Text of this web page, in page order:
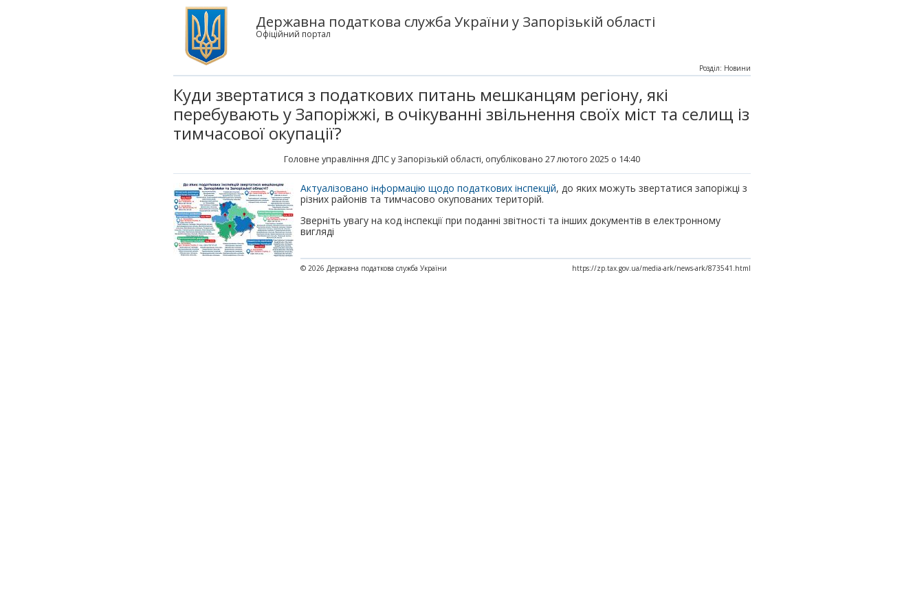
Державна податкова служба України у Запорізькій області
Офіційний портал
Куди звертатися з податкових питань мешканцям регіону, які
перебувають у Запоріжжі, в очікуванні звільнення своїх міст та селищ із
тимчасової окупації?
Головне управління ДПС у Запорізькій області, опубліковано 27 лютого 2025 о 14:40
Розділ: Новини
Актуалізовано інформацію щодо податкових інспекцій, до яких можуть звертатися запоріжці з
різних районів та тимчасово окупованих територій.
Зверніть увагу на код інспекції при поданні звітності та інших документів в електронному
вигляді
© 2026 Державна податкова служба України https://zp.tax.gov.ua/media-ark/news-ark/873541.html